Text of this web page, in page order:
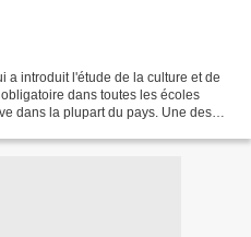
a introduit l'étude de la culture et de
dans toutes les écoles
dans la plupart du pays. Une des